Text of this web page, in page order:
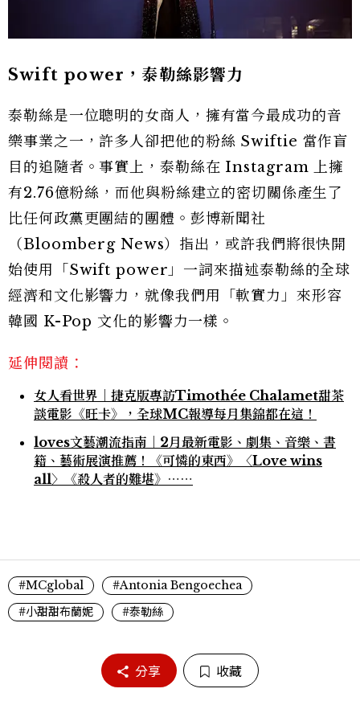
Swift power，泰勒絲影響力
泰勒絲是一位聰明的女商人，擁有當今最成功的音
樂事業之一，許多人卻把他的粉絲 Swiftie 當作盲
目的追隨者。事實上，泰勒絲在 Instagram 上擁
有2.76億粉絲，而他與粉絲建立的密切關係產生了
比任何政黨更團結的團體。彭博新聞社
（Bloomberg News）指出，或許我們將很快開
始使用「Swift power」一詞來描述泰勒絲的全球
經濟和文化影響力，就像我們用「軟實力」來形容
韓國 K-Pop 文化的影響力一樣。
延伸閱讀：
女人看世界｜捷克版專訪Timothée Chalamet甜茶
談電影《旺卡》，全球MC報導每月集錦都在這！
loves文藝潮流指南｜2月最新電影、劇集、音樂、書
籍、藝術展演推薦！《可憐的東西》〈Love wins
all〉《殺人者的難堪》⋯⋯
#MCglobal
#Antonia Bengoechea
#小甜甜布蘭妮
#泰勒絲
分享 收藏